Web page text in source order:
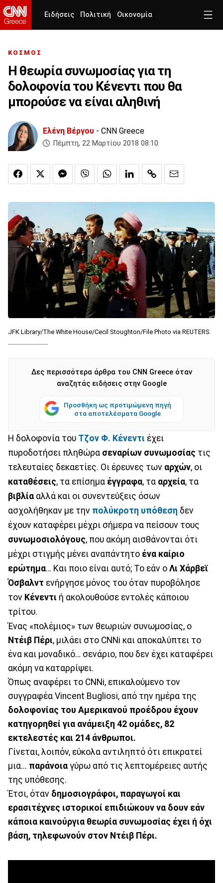
Ειδήσεις Πολιτική Οικονομία
ΚΟΣΜΟΣ
H θεωρία συνωμοσίας για τη
δολοφονία του Κένεντι που θα
μπορούσε να είναι αληθινή
Ελένη Βέργου - CNN Greece
Πέμπτη, 22 Μαρτίου 2018 08:10
JFK Library/The White House/Cecil Stoughton/File Photo via REUTERS.
Δες περισσότερα άρθρα του CNN Greece όταν
αναζητάς ειδήσεις στην Google
Προσθήκη ως προτιμώμενη πηγή
στα αποτελέσματα Google
Η δολοφονία του Τζον Φ. Κένεντι έχει
πυροδοτήσει πληθώρα σεναρίων συνωμοσίας τις
τελευταίες δεκαετίες. Οι έρευνες των αρχών, οι
καταθέσεις, τα επίσημα έγγραφα, τα αρχεία, τα
βιβλία αλλά και οι συνεντεύξεις όσων
ασχολήθηκαν με την πολύκροτη υπόθεση δεν
έχουν καταφέρει μέχρι σήμερα να πείσουν τους
συνωμοσιολόγους, που ακόμη αισθάνονται ότι
μέχρι στιγμής μένει αναπάντητο ένα καίριο
ερώτημα… Και ποιο είναι αυτό; Το εάν ο Λι Χάρβεϊ
Όσβαλντ ενήργησε μόνος του όταν πυροβόλησε
τον Κένεντι ή ακολουθούσε εντολές κάποιου
τρίτου.
Ένας «πολέμιος» των θεωριών συνωμοσίας, ο
Ντέιβ Πέρι, μιλάει στο CNNi και αποκαλύπτει το
ένα και μοναδικό… σενάριο, που δεν έχει καταφέρει
ακόμη να καταρρίψει.
Όπως αναφέρει το CNNi, επικαλούμενο τον
συγγραφέα Vincent Bugliosi, από την ημέρα της
δολοφονίας του Αμερικανού προέδρου έχουν
κατηγορηθεί για ανάμειξη 42 ομάδες, 82
εκτελεστές και 214 άνθρωποι.
Γίνεται, λοιπόν, εύκολα αντιληπτό ότι επικρατεί
μια... παράνοια γύρω από τις λεπτομέρειες αυτής
της υπόθεσης.
Έτσι, όταν δημοσιογράφοι, παραγωγοί και
ερασιτέχνες ιστορικοί επιδιώκουν να δουν εάν
κάποια καινούργια θεωρία συνωμοσίας έχει ή όχι
βάση, τηλεφωνούν στον Ντέιβ Πέρι.